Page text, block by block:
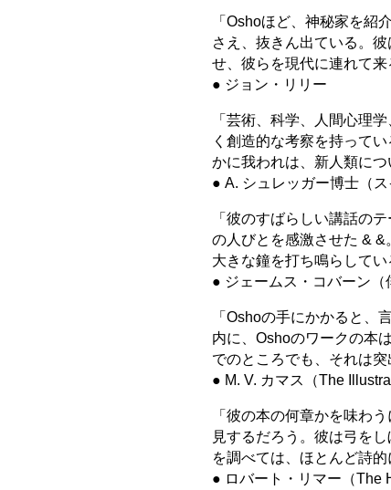
「Oshoほど、神秘家を紹
さえ、抜きん出ている。
せ、彼らを現代に連れて来
● ジョン・リリー
「芸術、科学、人間心理
く創造的な考察を持って
かに我われは、新人類に
● A. シュレッガー博士（ス
「彼のすばらしい講話の
の人びとを感激させた & &
大きな鐘を打ち鳴らしてい
● ジェームス・コバーン（
「Oshoの手にかかると、
内に、Oshoのワークの本
でのところでも、それは突
● M. V. カマス（The
「彼の本の何章かを味わ
見するだろう。彼は弓を
を調べては、ほとんど詩
● ロバート・リマー（The